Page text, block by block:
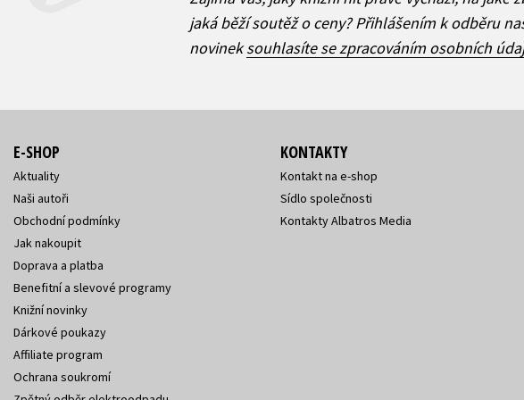
jaká běží soutěž o ceny? Přihlášením k odběru
novineksouhlasíte se zpracováním osobních
E-SHOP
Aktuality
Naši autoři
Obchodní podmínky
Jak nakoupit
Doprava a platba
Benefitní a slevové programy
Knižní novinky
Dárkové poukazy
Affiliate program
Ochrana soukromí
KONTAKTY
Kontakt na e-shop
Sídlo společnosti
Kontakty Albatros Media